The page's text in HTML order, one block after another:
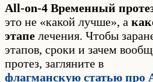
All-on-4 Временный
это не «какой лучше», а
этапе лечения. Чтобы
этапов, сроки и зачем
протез, загляните в
флагманскую статью про